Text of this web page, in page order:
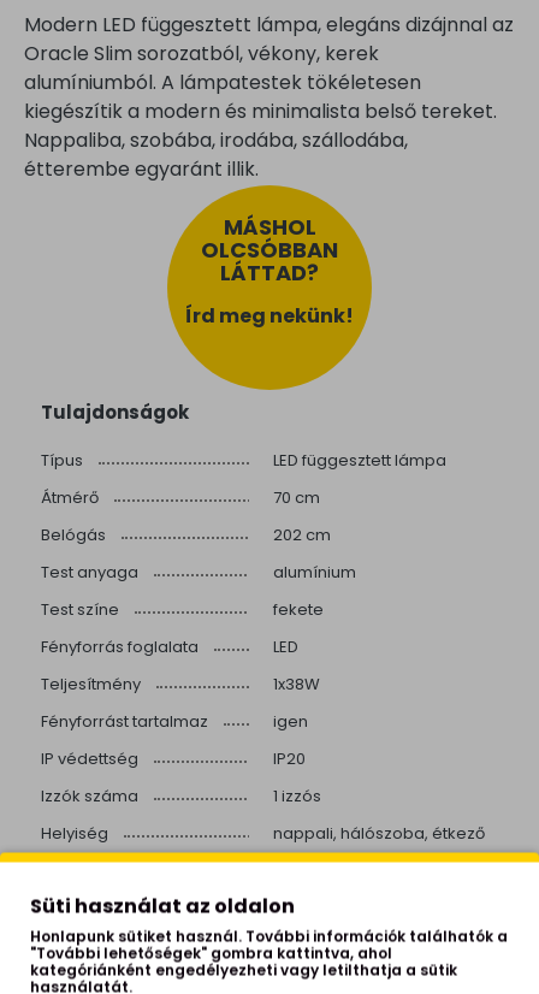
Modern LED függesztett lámpa, elegáns dizájnnal az
Oracle Slim sorozatból, vékony, kerek
alumíniumból. A lámpatestek tökéletesen
kiegészítik a modern és minimalista belső tereket.
Nappaliba, szobába, irodába, szállodába,
étterembe egyaránt illik.
MÁSHOL
OLCSÓBBAN
LÁTTAD?
Írd meg nekünk!
Tulajdonságok
Típus
LED függesztett lámpa
Átmérő
70 cm
Belógás
202 cm
Test anyaga
alumínium
Test színe
fekete
Fényforrás foglalata
LED
Teljesítmény
1x38W
Fényforrást tartalmaz
igen
IP védettség
IP20
Izzók száma
1 izzós
Helyiség
nappali, hálószoba, étkező
Stílus
modern
Beépített LED
igen
Színhőmérséklet
4000 Kelvin
Színvisszaadás
>80
Süti használat az oldalon
Honlapunk sütiket használ. További információk találhatók a
"További lehetőségek" gombra kattintva, ahol
kategóriánként engedélyezheti vagy letilthatja a sütik
használatát.